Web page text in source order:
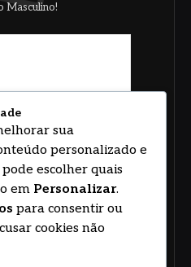
Masculino!
sua
personalizado e
escolher quais
em Personalizar.
para consentir ou
cookies não